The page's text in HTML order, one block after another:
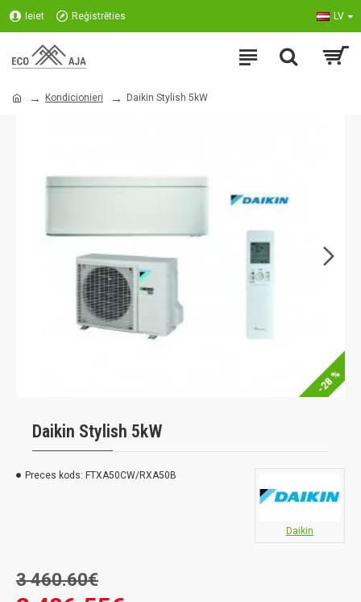
Ieiet Reģistrēties LV
Kondicionieri Daikin Stylish 5kW
-28 %
Daikin Stylish 5kW
Preces kods: FTXA50CW/RXA50B
Daikin
3 460.60€